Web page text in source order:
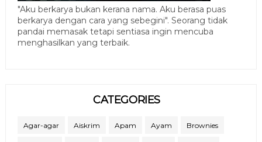
"Aku berkarya bukan kerana nama. Aku berasa puas
berkarya dengan cara yang sebegini". Seorang tidak
pandai memasak tetapi sentiasa ingin mencuba
menghasilkan yang terbaik.
CATEGORIES
Agar-agar Aiskrim Apam Ayam Brownies